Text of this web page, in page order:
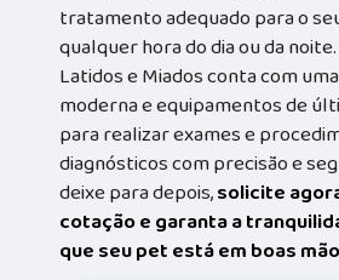
tratamento adequado para o
qualquer hora do dia ou da
Latidos e Miados conta com
moderna e equipamentos de
para realizar exames e
diagnósticos com precisão e
deixe para depois,solicite
cotação e garanta a
que seu pet está em boas